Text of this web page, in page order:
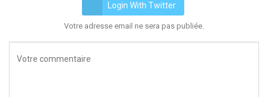
Login With Twitter
Votre adresse email ne sera pas publiée.